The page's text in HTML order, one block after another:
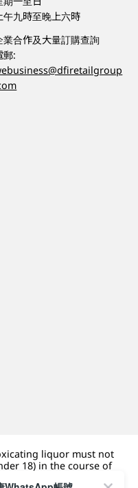
午九時至晚上六時
業合作及大量訂購查詢
郵:
liquor must not
18) in the course of